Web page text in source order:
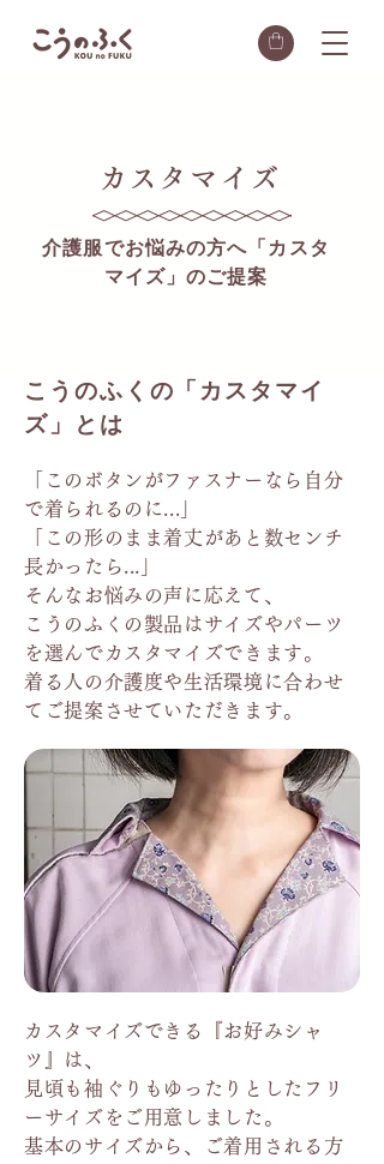
カスタマイズ
介護服でお悩みの方へ「カスタ
マイズ」のご提案
こうのふくの「カスタマイ
ズ」とは
「このボタンがファスナーなら自分
で着られるのに...」
「この形のまま着丈があと数センチ
長かったら...」
そんなお悩みの声に応えて、
こうのふくの製品はサイズやパーツ
を選んでカスタマイズできます。
着る人の介護度や生活環境に合わせ
てご提案させていただきます。
カスタマイズできる『お好みシャ
ツ』は、
見頃も袖ぐりもゆったりとしたフリ
ーサイズをご用意しました。
基本のサイズから、ご着用される方